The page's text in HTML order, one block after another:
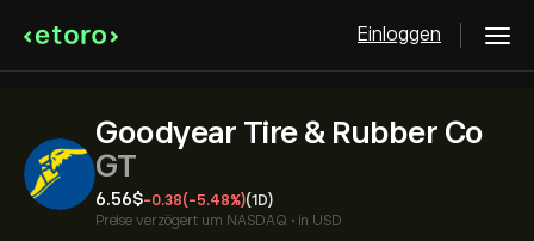
Einloggen
Goodyear Tire & Rubber Co
GT
6.56‎$‎-0.38(-5.48%)(1D)
Preise verzögert um NASDAQ • in USD